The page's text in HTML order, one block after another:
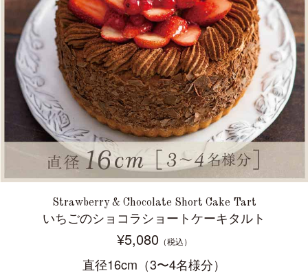
Strawberry & Chocolate Short Cake Tart
いちごのショコラショートケーキタルト
¥5,080 （税込）
直径16cm（3〜4名様分）